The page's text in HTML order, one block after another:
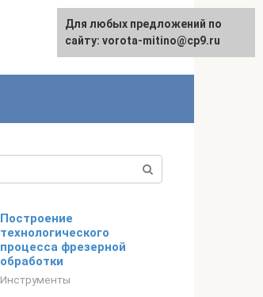
Построение
технологического
процесса фрезерной
обработки
Инструменты
Для любых предложений по
сайту: vorota-mitino@cp9.ru